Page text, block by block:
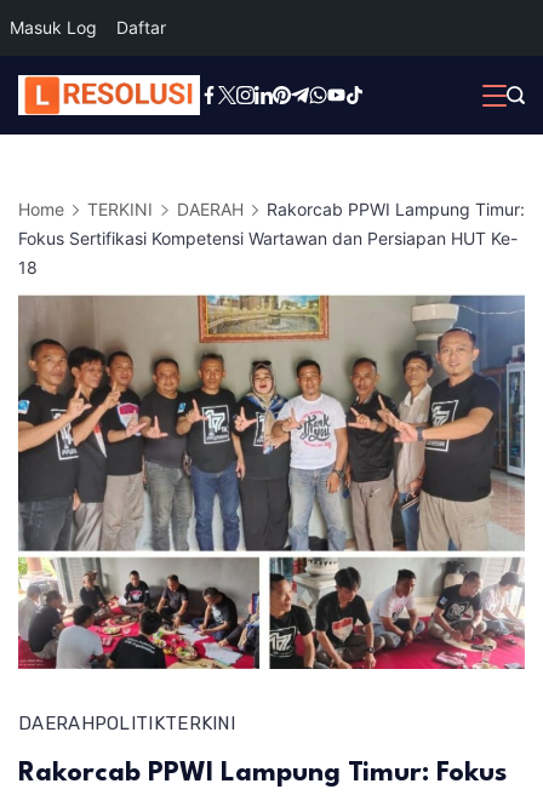
Masuk Log Daftar
Skip
to
Home TERKINI DAERAH
Rakorcab PPWI Lampung Timur:
Fokus Sertifikasi Kompetensi Wartawan dan Persiapan HUT Ke-
18
DAERAHPOLITIKTERKINI
Rakorcab PPWI Lampung Timur: Fokus